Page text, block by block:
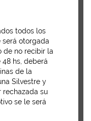
todos los
será otorgada
de no recibir la
hs, deberá
de la
Silvestre y
rechazada su
se le será